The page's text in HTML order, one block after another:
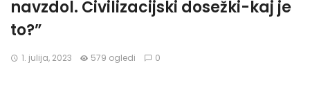
navzdol. Civilizacijski dosežki-kaj je
to?”
1. julija, 2023 579 ogledi 0